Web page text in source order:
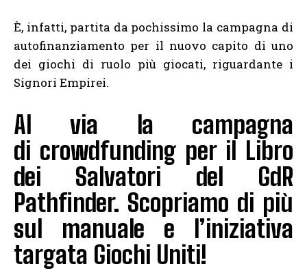
È, infatti, partita da pochissimo la campagna di
autofinanziamento per il nuovo capito di uno
dei giochi di ruolo più giocati, riguardante i
Signori Empirei.
Al via la campagna
di crowdfunding per il Libro
dei Salvatori del GdR
Pathfinder. Scopriamo di più
sul manuale e l’iniziativa
targata Giochi Uniti!